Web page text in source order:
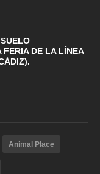
FERIA DE LA LÍNEA
Animal Place